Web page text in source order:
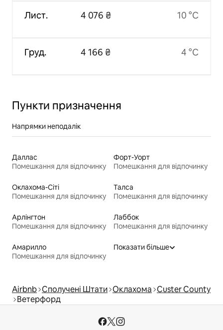
Лист.
Груд.
4 076 ₴
4 166 ₴
10 °C
4 °C
Пункти призначення
Напрямки неподалік
Даллас
Помешкання для відпочинку
Форт-Уорт
Помешкання для відпочинку
Оклахома-Сіті
Помешкання для відпочинку
Талса
Помешкання для відпочинку
Арлінгтон
Помешкання для відпочинку
Лаббок
Помешкання для відпочинку
Амарилло
Помешкання для відпочинку
Показати більше
Airbnb Сполучені Штати Оклахома Custer County
Ветерфорд